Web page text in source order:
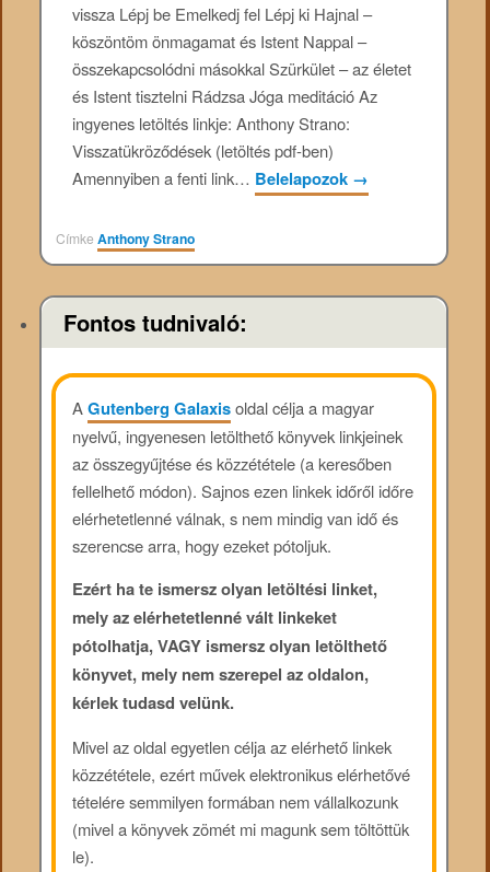
vissza Lépj be Emelkedj fel Lépj ki Hajnal –
köszöntöm önmagamat és Istent Nappal –
összekapcsolódni másokkal Szürkület – az életet
és Istent tisztelni Rádzsa Jóga meditáció Az
ingyenes letöltés linkje: Anthony Strano:
Visszatükröződések (letöltés pdf-ben)
Amennyiben a fenti link… Belelapozok →
CímkeAnthony Strano
Fontos tudnivaló:
AGutenberg Galaxisoldal célja a magyar
nyelvű, ingyenesen letölthető könyvek linkjeinek
az összegyűjtése és közzététele (a keresőben
fellelhető módon). Sajnos ezen linkek időről időre
elérhetetlenné válnak, s nem mindig van idő és
szerencse arra, hogy ezeket pótoljuk.
Ezért ha te ismersz olyan letöltési linket,
mely az elérhetetlenné vált linkeket
pótolhatja, VAGY ismersz olyan letölthető
könyvet, mely nem szerepel az oldalon,
kérlek tudasd velünk.
Mivel az oldal egyetlen célja az elérhető linkek
közzététele, ezért művek elektronikus elérhetővé
tételére semmilyen formában nem vállalkozunk
(mivel a könyvek zömét mi magunk sem töltöttük
le).